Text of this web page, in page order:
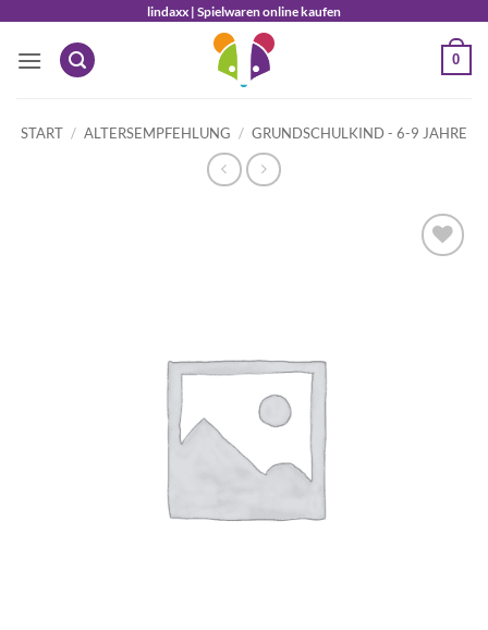
springen
lindaxx | Spielwaren online kaufen
0
START / ALTERSEMPFEHLUNG / GRUNDSCHULKIND - 6-9 JAHRE